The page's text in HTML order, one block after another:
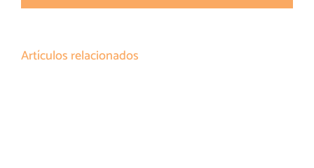
Artículos relacionados